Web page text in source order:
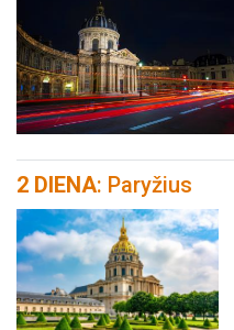
2 DIENA: Paryžius